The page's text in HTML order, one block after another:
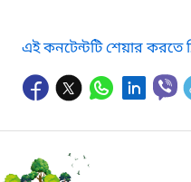
এই কনটেন্টটি শেয়ার করতে